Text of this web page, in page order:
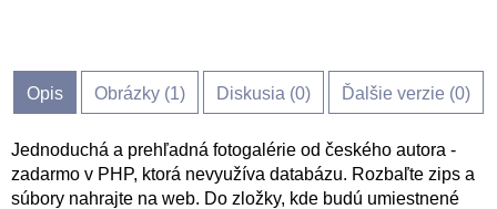
Opis Obrázky (1) Diskusia (0) Ďalšie verzie (0)
Jednoduchá a prehľadná fotogalérie od českého autora -
zadarmo v PHP, ktorá nevyužíva databázu. Rozbaľte zips a
súbory nahrajte na web. Do zložky, kde budú umiestnené